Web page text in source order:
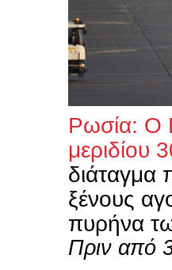
Ρωσία: Ο
μεριδίου
διάταγμα
ξένους
πυρήνα
Πριν από